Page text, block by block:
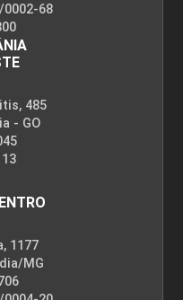
NO
E PECUÁRIA
0002-68
485
- GO
1177
MG